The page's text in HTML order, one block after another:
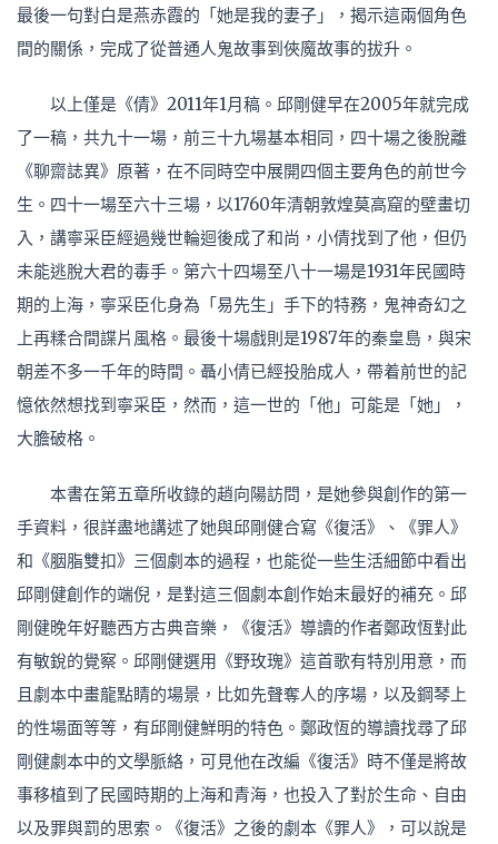
最後一句對白是燕赤霞的「她是我的妻子」，揭示這兩個角色
間的關係，完成了從普通人鬼故事到俠魔故事的拔升。
以上僅是《倩》2011年1月稿。邱剛健早在2005年就完成
了一稿，共九十一場，前三十九場基本相同，四十場之後脫離
《聊齋誌異》原著，在不同時空中展開四個主要角色的前世今
生。四十一場至六十三場，以1760年清朝敦煌莫高窟的壁畫切
入，講寧采臣經過幾世輪迴後成了和尚，小倩找到了他，但仍
未能逃脫大君的毒手。第六十四場至八十一場是1931年民國時
期的上海，寧采臣化身為「易先生」手下的特務，鬼神奇幻之
上再糅合間諜片風格。最後十場戲則是1987年的秦皇島，與宋
朝差不多一千年的時間。聶小倩已經投胎成人，帶着前世的記
憶依然想找到寧采臣，然而，這一世的「他」可能是「她」，
大膽破格。
本書在第五章所收錄的趙向陽訪問，是她參與創作的第一
手資料，很詳盡地講述了她與邱剛健合寫《復活》、《罪人》
和《胭脂雙扣》三個劇本的過程，也能從一些生活細節中看出
邱剛健創作的端倪，是對這三個劇本創作始末最好的補充。邱
剛健晚年好聽西方古典音樂，《復活》導讀的作者鄭政恆對此
有敏銳的覺察。邱剛健選用《野玫瑰》這首歌有特別用意，而
且劇本中畫龍點睛的場景，比如先聲奪人的序場，以及鋼琴上
的性場面等等，有邱剛健鮮明的特色。鄭政恆的導讀找尋了邱
剛健劇本中的文學脈絡，可見他在改編《復活》時不僅是將故
事移植到了民國時期的上海和青海，也投入了對於生命、自由
以及罪與罰的思索。《復活》之後的劇本《罪人》，可以說是